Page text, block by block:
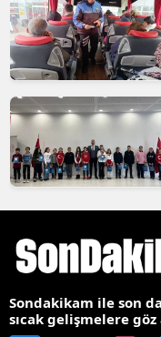
Sondakikam ile son
sıcak gelişmelere